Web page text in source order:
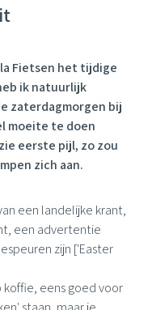
Fietsen het tijdige
ik natuurlijk
zaterdagmorgen bij
moeite te doen
eerste pijl, zo zou
zich aan.
een landelijke krant,
, een advertentie
zijn ['Easter
koffie, eens goed voor